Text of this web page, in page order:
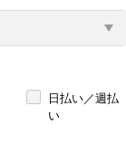
日払い／週払
い